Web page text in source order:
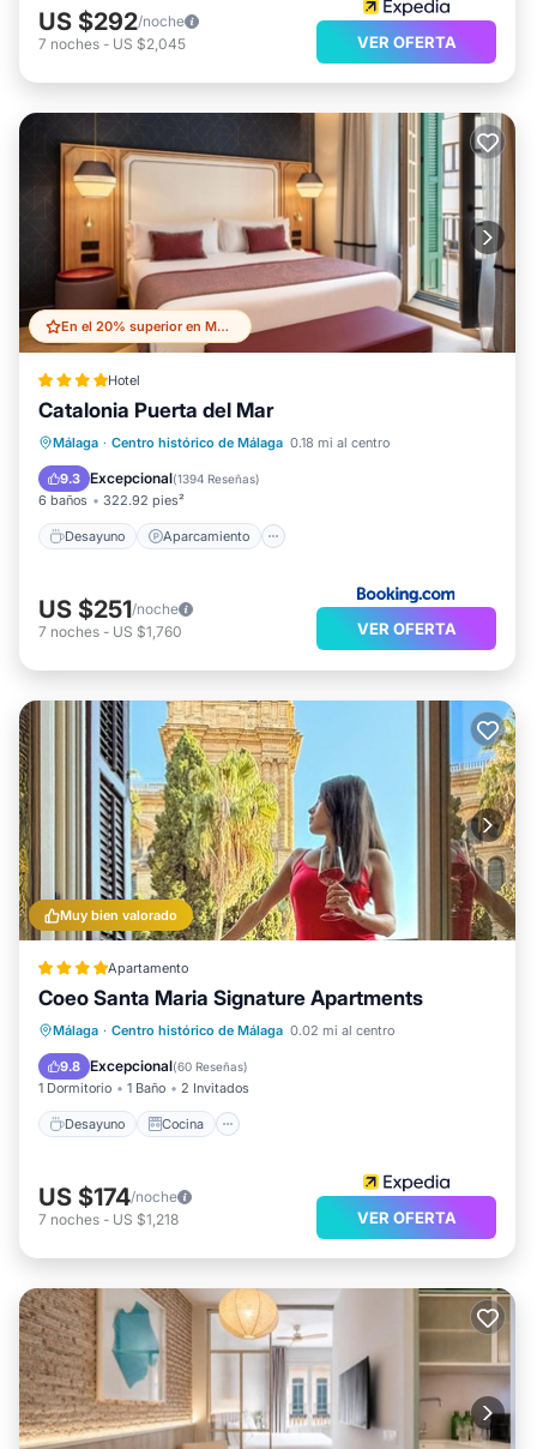
US $292/noche
7 noches - US $2,045 VER OFERTA
En el 20% superior en Malaga Historic Centre
Hotel
Catalonia Puerta del Mar
Málaga · Centro histórico de Málaga 0.18 mi al centro
9.3 Excepcional(1394 Reseñas)
6 baños 322.92 pies²
Desayuno Aparcamiento
Desayuno
Aparcamiento
Aire acondicionado
US $251/noche
7 noches - US $1,760 VER OFERTA
Muy bien valorado
Apartamento
Coeo Santa Maria Signature Apartments
Málaga · Centro histórico de Málaga 0.02 mi al centro
9.8 Excepcional(60 Reseñas)
1 Dormitorio 1 Baño 2 Invitados
Desayuno Cocina
Desayuno
Cocina
Aire acondicionado
US $174/noche
7 noches - US $1,218 VER OFERTA